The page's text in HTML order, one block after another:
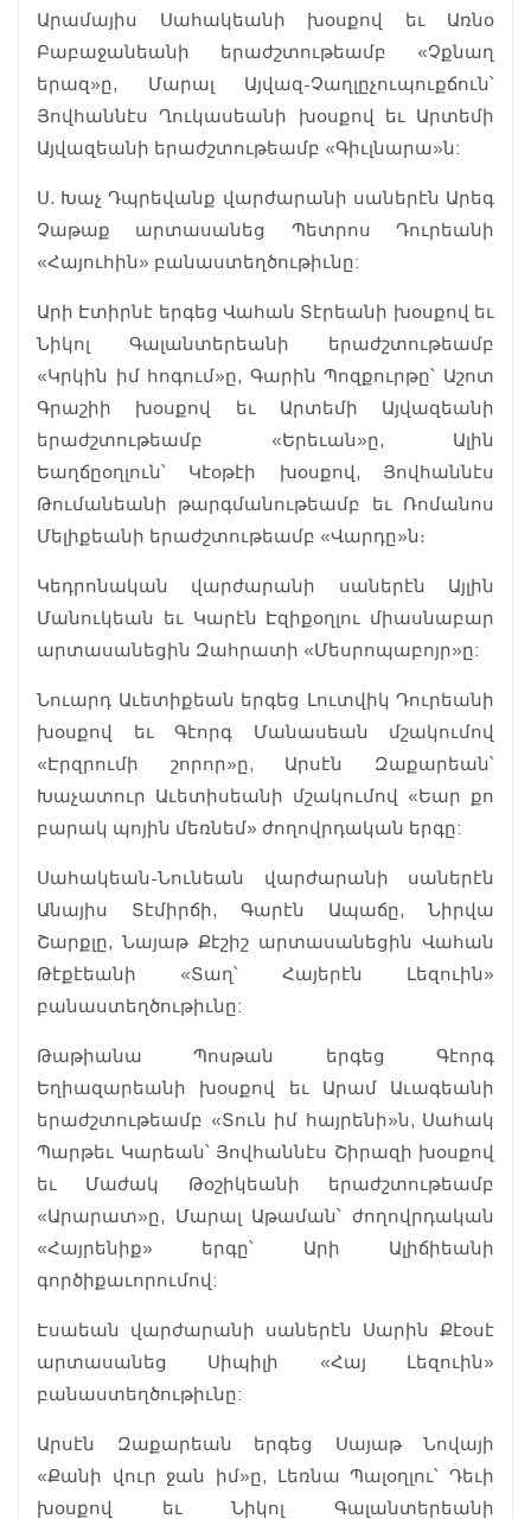
Արամայիս Սահակեանի խօսքով եւ Առնօ
Բաբաջանեանի երաժշտութեամբ «Չքնաղ
երազ»ը, Մարալ Այվազ-Չաղլըչուպուքճուն՝
Յովհաննէս Ղուկասեանի խօսքով եւ Արտեմի
Այվազեանի երաժշտութեամբ «Գիւլնարա»ն:
Ս. Խաչ Դպրեվանք վարժարանի սաներէն Արեգ
Չաթաք արտասանեց Պետրոս Դուրեանի
«Հայուհին» բանաստեղծութիւնը:
Արի Էտիրնէ երգեց Վահան Տէրեանի խօսքով եւ
Նիկոլ Գալանտերեանի երաժշտութեամբ
«Կրկին իմ հոգում»ը, Գարին Պոզքուրթը՝ Աշոտ
Գրաշիի խօսքով եւ Արտեմի Այվազեանի
երաժշտութեամբ «Երեւան»ը, Ալին
Եաղճըօղլուն՝ Կէօթէի խօսքով, Յովհաննէս
Թումանեանի թարգմանութեամբ եւ Ռոմանոս
Մելիքեանի երաժշտութեամբ «Վարդը»ն։
Կեդրոնական վարժարանի սաներէն Այլին
Մանուկեան եւ Կարէն Էզիքօղլու միասնաբար
արտասանեցին Զահրատի «Մեսրոպաբոյր»ը:
Նուարդ Աւետիքեան երգեց Լուտվիկ Դուրեանի
խօսքով եւ Գէորգ Մանասեան մշակումով
«Էրզրումի շորոր»ը, Արսէն Զաքարեան՝
Խաչատուր Աւետիսեանի մշակումով «Եար քո
բարակ պոյին մեռնեմ» ժողովրդական երգը:
Սահակեան-Նունեան վարժարանի սաներէն
Անայիս Տէմիրճի, Գարէն Ապաճը, Նիրվա
Շարքլը, Նայաթ Քէշիշ արտասանեցին Վահան
Թէքէեանի «Տաղ՝ Հայերէն Լեզուին»
բանաստեղծութիւնը:
Թաթիանա Պոսթան երգեց Գէորգ
Եղիազարեանի խօսքով եւ Արամ Աւագեանի
երաժշտութեամբ «Տուն իմ հայրենի»ն, Սահակ
Պարթեւ Կարեան՝ Յովհաննէս Շիրազի խօսքով
եւ Մաժակ Թօշիկեանի երաժշտութեամբ
«Արարատ»ը, Մարալ Աթաման՝ ժողովրդական
«Հայրենիք» երգը՝ Արի Ալիճիեանի
գործիքաւորումով:
Էսաեան վարժարանի սաներէն Սարին Քէօսէ
արտասանեց Սիպիլի «Հայ Լեզուին»
բանաստեղծութիւնը:
Արսէն Զաքարեան երգեց Սայաթ Նովայի
«Քանի վուր ջան իմ»ը, Լեռնա Պալօղլու՝ Դեւի
խօսքով եւ Նիկոլ Գալանտերեանի